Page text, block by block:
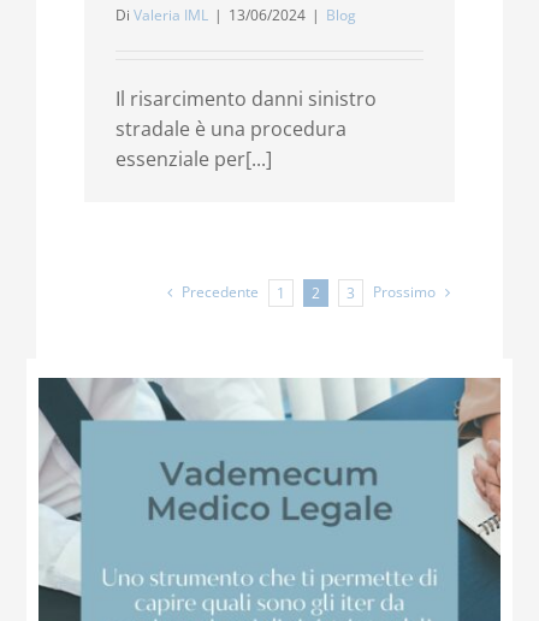
Di Valeria IML | 13/06/2024 | Blog
Il risarcimento danni sinistro
stradale è una procedura
essenziale per[...]
Precedente 1 2 3 Prossimo